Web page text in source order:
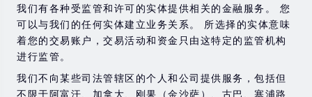
险，则应寻求独立的专业建议。
我们有各种受监管和许可的实体提供相关的金融服务。 您
可以与我们的任何实体建立业务关系。 所选择的实体意味
着您的交易账户，交易活动和资金只由这特定的监管机构
进行监管。
我们不向某些司法管辖区的个人和公司提供服务，包括但
不限于阿富汗、加拿大、刚果（金沙萨）、古巴、塞浦路